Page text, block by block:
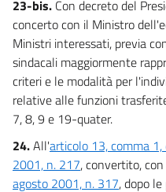
23-bis. Con decreto del
concerto con il Ministro
Ministri interessati, previa
sindacali maggiormente
criteri e le modalità per
relative alle funzioni
7, 8, 9 e 19-quater.
24.All'articolo 13, comma
2001, n. 217, convertito,
agosto 2001, n. 317, dopo